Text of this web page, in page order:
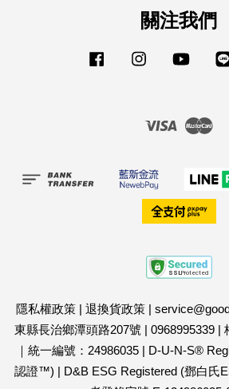
關注我們
Facebook Instagram
Visa
隱私權政策| 退換貨政策|
東縣長治鄉潭頭路207號 | 0968995339|
｜統一編號：24986035| D-U-N-S®
認證™) | D&B ESG Registered (鄧白氏